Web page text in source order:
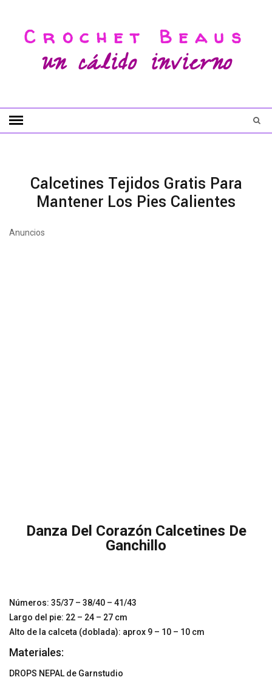
Crochet Beaus
un cálido invierno
Calcetines Tejidos Gratis Para
Mantener Los Pies Calientes
Anuncios
Danza Del Corazón Calcetines De
Ganchillo
Números: 35/37 – 38/40 – 41/43
Largo del pie: 22 – 24 – 27 cm
Alto de la calceta (doblada): aprox 9 – 10 – 10 cm
Materiales:
DROPS NEPAL de Garnstudio